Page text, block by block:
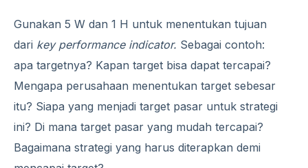
Gunakan 5 W dan 1 H untuk menentukan tujuan
dari key performance indicator. Sebagai contoh:
apa targetnya? Kapan target bisa dapat tercapai?
Mengapa perusahaan menentukan target sebesar
itu? Siapa yang menjadi target pasar untuk strategi
ini? Di mana target pasar yang mudah tercapai?
Bagaimana strategi yang harus diterapkan demi